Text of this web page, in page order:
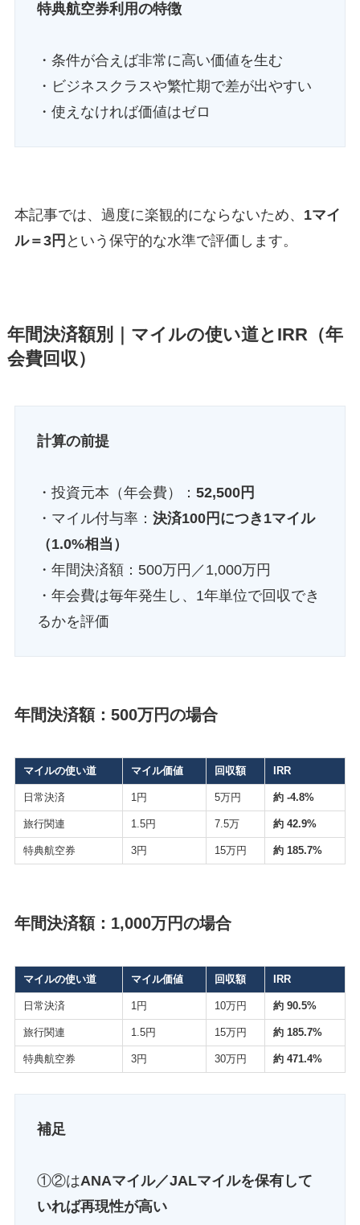
特典航空券利用の特徴
・条件が合えば非常に高い価値を生む
・ビジネスクラスや繁忙期で差が出やすい
・使えなければ価値はゼロ
本記事では、過度に楽観的にならないため、 1マイ
ル＝3円 という保守的な水準で評価します。
年間決済額別｜マイルの使い道とIRR（年
会費回収）
計算の前提
・投資元本（年会費）： 52,500円
・マイル付与率： 決済100円につき1マイル
（1.0%相当）
・年間決済額：500万円／1,000万円
・年会費は毎年発生し、1年単位で回収でき
るかを評価
年間決済額：500万円の場合
マイルの使い道 マイル価値 回収額 IRR
日常決済 1円 5万円 約 -4.8%
旅行関連 1.5円 7.5万 約 42.9%
特典航空券 3円 15万円 約 185.7%
年間決済額：1,000万円の場合
マイルの使い道 マイル価値 回収額 IRR
日常決済 1円 10万円 約 90.5%
旅行関連 1.5円 15万円 約 185.7%
特典航空券 3円 30万円 約 471.4%
補足
①②はANAマイル／JALマイルを保有して
いれば再現性が高い